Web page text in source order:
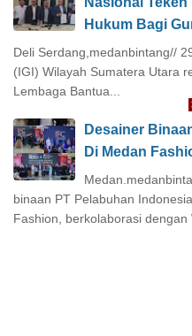
Hukum Bagi
Deli Serdang,medanbintang//
(IGI) Wilayah Sumatera Utara
Lembaga Bantua...
Desainer
Di Medan
binaan PT Pelabuhan
Fashion, berkolaborasi dengan